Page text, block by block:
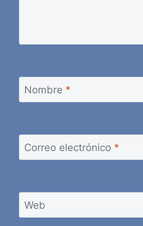
Nombre *
Correo electrónico *
Web